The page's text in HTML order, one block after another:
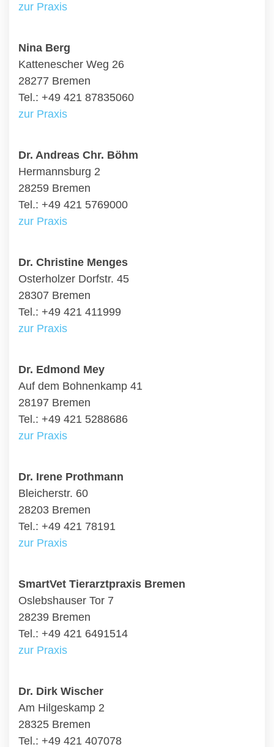
zur Praxis
Nina Berg
Kattenescher Weg 26
28277 Bremen
Tel.: +49 421 87835060
zur Praxis
Dr. Andreas Chr. Böhm
Hermannsburg 2
28259 Bremen
Tel.: +49 421 5769000
zur Praxis
Dr. Christine Menges
Osterholzer Dorfstr. 45
28307 Bremen
Tel.: +49 421 411999
zur Praxis
Dr. Edmond Mey
Auf dem Bohnenkamp 41
28197 Bremen
Tel.: +49 421 5288686
zur Praxis
Dr. Irene Prothmann
Bleicherstr. 60
28203 Bremen
Tel.: +49 421 78191
zur Praxis
SmartVet Tierarztpraxis Bremen
Oslebshauser Tor 7
28239 Bremen
Tel.: +49 421 6491514
zur Praxis
Dr. Dirk Wischer
Am Hilgeskamp 2
28325 Bremen
Tel.: +49 421 407078